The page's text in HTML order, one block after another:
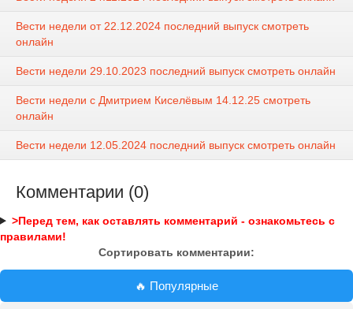
Вести недели от 22.12.2024 последний выпуск смотреть
онлайн
Вести недели 29.10.2023 последний выпуск смотреть онлайн
Вести недели с Дмитрием Киселёвым 14.12.25 смотреть
онлайн
Вести недели 12.05.2024 последний выпуск смотреть онлайн
Комментарии (0)
>Перед тем, как оставлять комментарий - ознакомьтесь с
правилами!
Сортировать комментарии:
🔥 Популярные